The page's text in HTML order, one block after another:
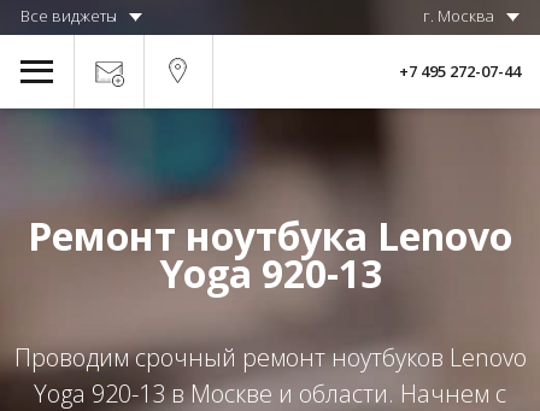
Все виджеты г. Москва
+7 495 272-07-44
Ремонт ноутбука Lenovo
Yoga 920-13
Проводим срочный ремонт ноутбуков Lenovo
Yoga 920-13 в Москве и области. Начнем с